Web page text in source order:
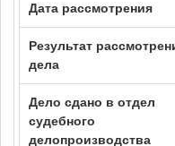
Дата рассмотрения
Результат
дела
Дело сдано в отдел
судебного
делопроизводства